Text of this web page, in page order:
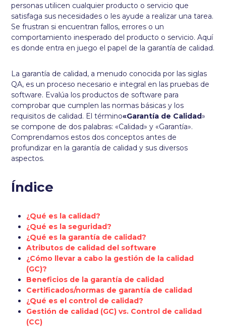
personas utilicen cualquier producto o servicio que
satisfaga sus necesidades o les ayude a realizar una tarea.
Se frustran si encuentran fallos, errores o un
comportamiento inesperado del producto o servicio. Aquí
es donde entra en juego el papel de la garantía de calidad.
La garantía de calidad, a menudo conocida por las siglas
QA, es un proceso necesario e integral en las pruebas de
software. Evalúa los productos de software para
comprobar que cumplen las normas básicas y los
requisitos de calidad. El término«Garantía de Calidad»
se compone de dos palabras: «Calidad» y «Garantía».
Comprendamos estos dos conceptos antes de
profundizar en la garantía de calidad y sus diversos
aspectos.
Índice
¿Qué es la calidad?
¿Qué es la seguridad?
¿Qué es la garantía de calidad?
Atributos de calidad del software
¿Cómo llevar a cabo la gestión de la calidad
(GC)?
Beneficios de la garantía de calidad
Certificados/normas de garantía de calidad
¿Qué es el control de calidad?
Gestión de calidad (GC) vs. Control de calidad
(CC)